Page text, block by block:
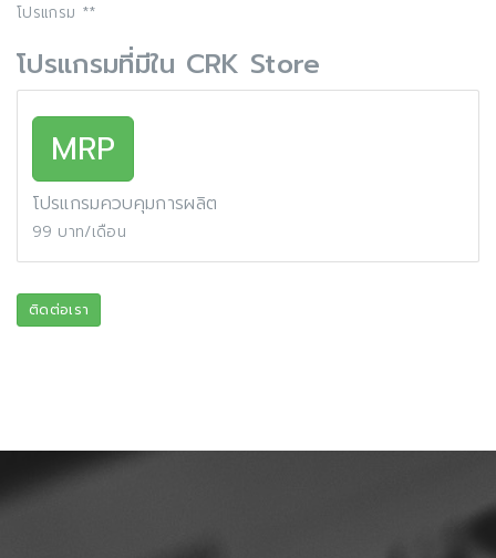
โปรแกรม **
โปรแกรมที่มีใน CRK Store
MRP
โปรแกรมควบคุมการผลิต
99 บาท/เดือน
ติดต่อเรา